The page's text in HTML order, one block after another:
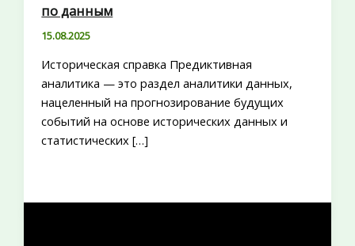
по данным
15.08.2025
Историческая справка Предиктивная
аналитика — это раздел аналитики данных,
нацеленный на прогнозирование будущих
событий на основе исторических данных и
статистических […]